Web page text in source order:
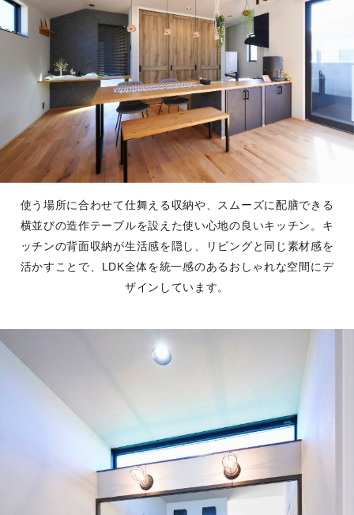
使う場所に合わせて仕舞える収納や、スムーズに配膳できる
横並びの造作テーブルを設えた使い心地の良いキッチン。キ
ッチンの背面収納が生活感を隠し、リビングと同じ素材感を
活かすことで、LDK全体を統一感のあるおしゃれな空間にデ
ザインしています。